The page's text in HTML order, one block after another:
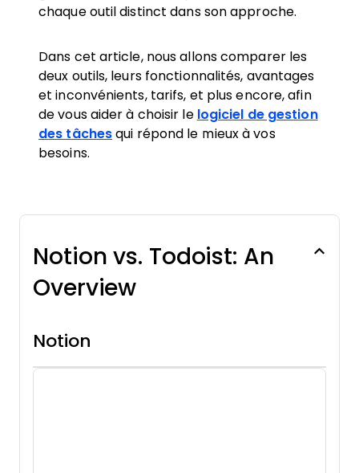
chaque outil distinct dans son approche.
Dans cet article, nous allons comparer les
deux outils, leurs fonctionnalités, avantages
et inconvénients, tarifs, et plus encore, afin
de vous aider à choisir le logiciel de gestion
des tâches qui répond le mieux à vos
besoins.
Notion vs. Todoist: An
Overview
Notion